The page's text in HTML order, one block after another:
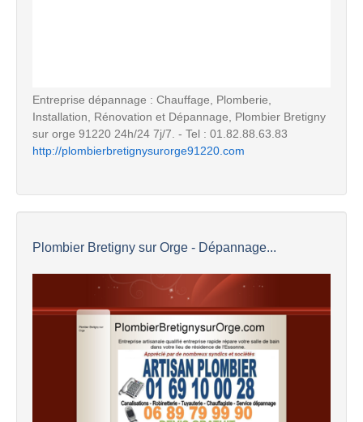
Entreprise dépannage : Chauffage, Plomberie,
Installation, Rénovation et Dépannage, Plombier Bretigny
sur orge 91220 24h/24 7j/7. - Tel : 01.82.88.63.83
http://plombierbretignysurorge91220.com
Plombier Bretigny sur Orge - Dépannage...